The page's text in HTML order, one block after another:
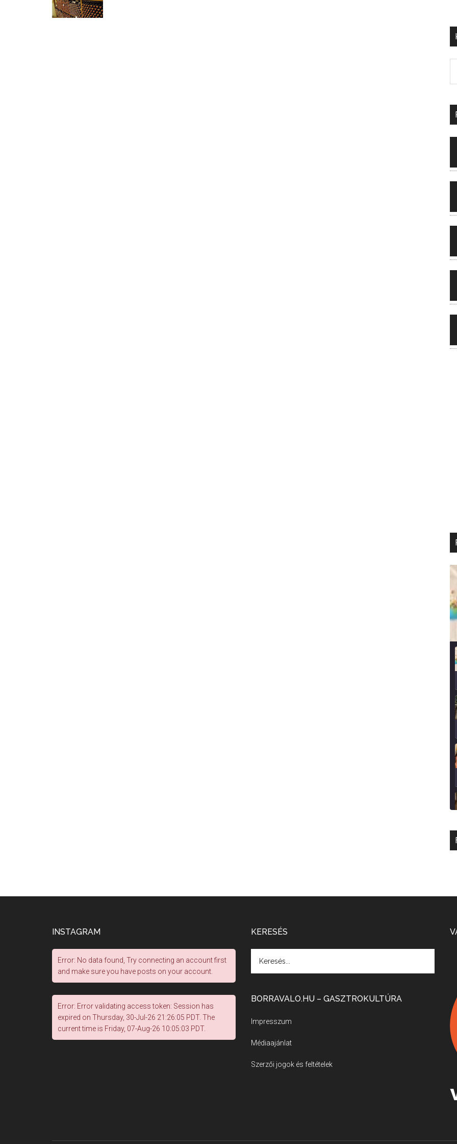
INSTAGRAM
Error: No data found, Try connecting an account first
and make sure you have posts on your account.
Error: Error validating access token: Session has
expired on Thursday, 30-Jul-26 21:26:05 PDT. The
current time is Friday, 07-Aug-26 10:05:03 PDT.
KERESÉS
BORRAVALO.HU – GASZTROKULTÚRA
Impresszum
Médiaajánlat
Szerzői jogok és feltételek